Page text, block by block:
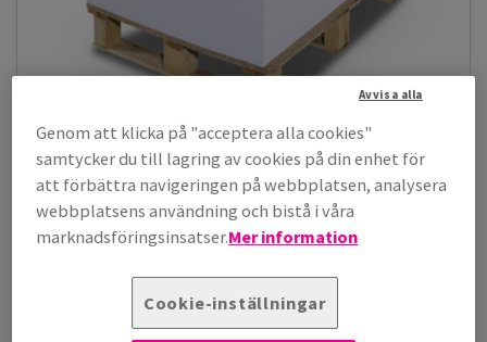
Galerie Art Matt
GalerieArt™ Matt är ett högbestruket papper med matt ytfinish,
hög vithet och extra hög...
Visa artiklar(18)
Genom att klicka på "acceptera alla cookies"
samtycker du till lagring av cookies på din enhet för
att förbättra navigeringen på webbplatsen, analysera
webbplatsens användning och bistå i våra
marknadsföringsinsatser.Mer information
Cookie-inställningar
Avvisa alla